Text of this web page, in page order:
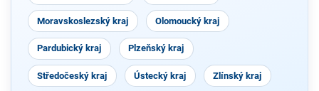
Moravskoslezský kraj Olomoucký kraj
Pardubický kraj Plzeňský kraj
Středočeský kraj Ústecký kraj Zlínský kraj